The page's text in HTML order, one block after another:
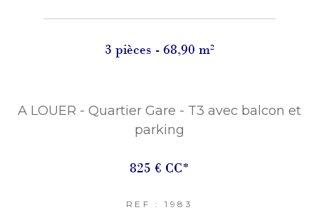
3 pièces - 68,90 m²
A LOUER - Quartier Gare - T3 avec balcon et
parking
825 € CC*
REF : 1983